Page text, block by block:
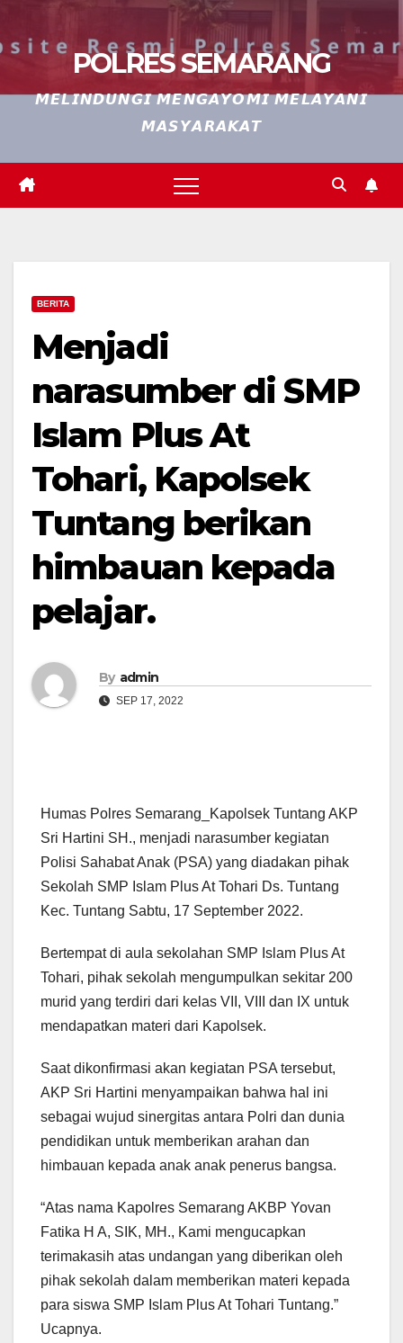
POLRES SEMARANG
𝙈𝙀𝙇𝙄𝙉𝘿𝙐𝙉𝙂𝙄 𝙈𝙀𝙉𝙂𝘼𝙔𝙊𝙈𝙄 𝙈𝙀𝙇𝘼𝙔𝘼𝙉𝙄
𝙈𝘼𝙎𝙔𝘼𝙍𝘼𝙆𝘼𝙏
BERITA
Menjadi
narasumber di SMP
Islam Plus At
Tohari, Kapolsek
Tuntang berikan
himbauan kepada
pelajar.
By admin
SEP 17, 2022
Humas Polres Semarang_Kapolsek Tuntang AKP
Sri Hartini SH., menjadi narasumber kegiatan
Polisi Sahabat Anak (PSA) yang diadakan pihak
Sekolah SMP Islam Plus At Tohari Ds. Tuntang
Kec. Tuntang Sabtu, 17 September 2022.
Bertempat di aula sekolahan SMP Islam Plus At
Tohari, pihak sekolah mengumpulkan sekitar 200
murid yang terdiri dari kelas VII, VIII dan IX untuk
mendapatkan materi dari Kapolsek.
Saat dikonfirmasi akan kegiatan PSA tersebut,
AKP Sri Hartini menyampaikan bahwa hal ini
sebagai wujud sinergitas antara Polri dan dunia
pendidikan untuk memberikan arahan dan
himbauan kepada anak anak penerus bangsa.
“Atas nama Kapolres Semarang AKBP Yovan
Fatika H A, SIK, MH., Kami mengucapkan
terimakasih atas undangan yang diberikan oleh
pihak sekolah dalam memberikan materi kepada
para siswa SMP Islam Plus At Tohari Tuntang.”
Ucapnya.